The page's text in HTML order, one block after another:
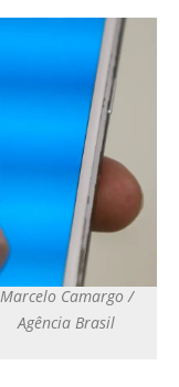
Marcelo Camargo /
Agência Brasil